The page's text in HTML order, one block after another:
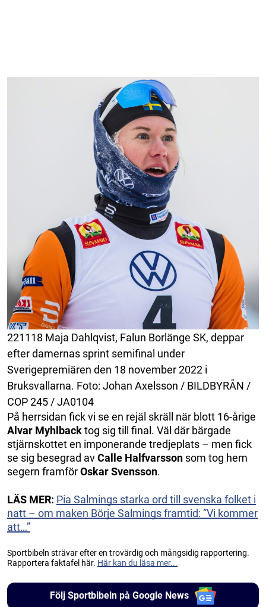
221118 Maja Dahlqvist, Falun Borlänge SK, deppar
efter damernas sprint semifinal under
Sverigepremiären den 18 november 2022 i
Bruksvallarna. Foto: Johan Axelsson / BILDBYRÅN /
COP 245 / JA0104
På herrsidan fick vi se en rejäl skräll när blott 16-årige
Alvar Myhlbacktog sig till final. Väl där bärgade
stjärnskottet en imponerande tredjeplats – men fick
se sig besegrad avCalle Halfvarsson som tog hem
segern framförOskar Svensson.
LÄS MER: Pia Salmings starka ord till svenska folket i
natt – om maken Börje Salmings framtid: ”Vi kommer
att…”
Sportbibeln strävar efter en trovärdig och mångsidig rapportering.
Rapportera faktafel här. Här kan du läsa mer...
Följ Sportbibeln på Google News